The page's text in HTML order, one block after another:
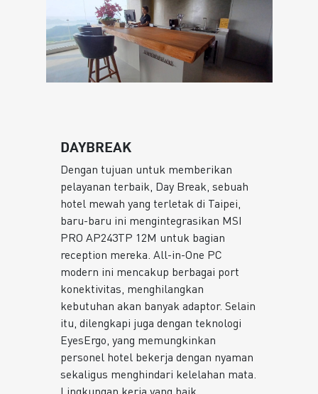
DAYBREAK
Dengan tujuan untuk memberikan
pelayanan terbaik, Day Break, sebuah
hotel mewah yang terletak di Taipei,
baru-baru ini mengintegrasikan MSI
PRO AP243TP 12M untuk bagian
reception mereka. All-in-One PC
modern ini mencakup berbagai port
konektivitas, menghilangkan
kebutuhan akan banyak adaptor. Selain
itu, dilengkapi juga dengan teknologi
EyesErgo, yang memungkinkan
personel hotel bekerja dengan nyaman
sekaligus menghindari kelelahan mata.
Lingkungan kerja yang baik